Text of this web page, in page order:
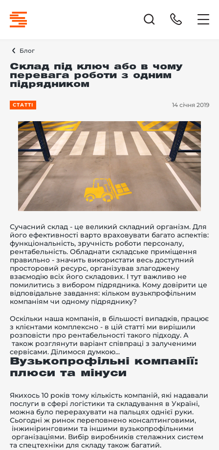
Блог
Склад під ключ або в чому
перевага роботи з одним
підрядником
СТАТТІ 14 січня 2019
Сучасний склад - це великий складний організм. Для
його ефективності варто враховувати багато аспектів:
функціональність, зручність роботи персоналу,
рентабельність. Обладнати складське приміщення
правильно - значить використати весь доступний
просторовий ресурс, організував злагоджену
взаємодію всіх його складових. І тут важливо не
помилитись з вибором підрядника. Кому довірити це
відповідальне завдання: кільком вузькпрофільним
компаніям чи одному підряднику?
Оскільки наша компанія, в більшості випадків, працює
з клієнтами комплексно - в цій статті ми вирішили
розповісти про рентабельності такого підходу. А
також розглянути варіант співпраці з залученими
сервісами. Ділимося думкою...
Вузькопрофільні компанії:
плюси та мінуси
Якихось 10 років тому кількість компаній, які надавали
послуги в сфері логістики та складування в Україні,
можна було перерахувати на пальцях однієї руки.
Сьогодні ж ринок переповнено консалтинговими,
інжиніринговими та іншими вузькопрофільними
організаціями. Вибір виробників стелажних систем
та спецтехніки для складу також багатий.
поверх